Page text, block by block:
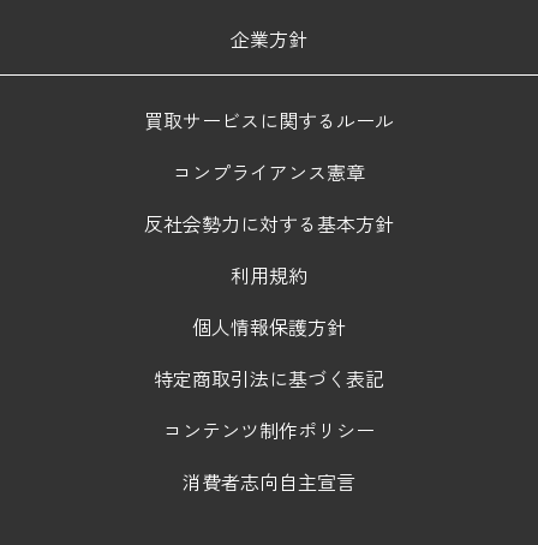
企業方針
買取サービスに関するルール
コンプライアンス憲章
反社会勢力に対する基本方針
利用規約
個人情報保護方針
特定商取引法に基づく表記
コンテンツ制作ポリシー
消費者志向自主宣言